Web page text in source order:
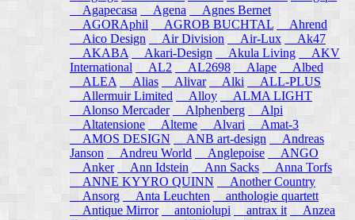
Agapecasa
Agena
Agnes Bernet
AGORAphil
AGROB BUCHTAL
Ahrend
Aico Design
Air Division Air-Lux
Ak47
AKABA
Akari-Design Akula Living
AKV
International
AL2 AL2698 Alape
Albed
ALEA
Alias Alivar Alki
ALL-PLUS
Allermuir Limited
Alloy
ALMA LIGHT
Alonso Mercader
Alphenberg
Alpi
Altatensione
Alteme Alvari
Amat-3
AMOS DESIGN
ANB art-design
Andreas
Janson
Andreu World Anglepoise
ANGO
Anker
Ann Idstein Ann Sacks
Anna Torfs
ANNE KYYRO QUINN
Another Country
Ansorg
Anta Leuchten
anthologie quartett
Antique Mirror
antoniolupi antrax it
Anzea